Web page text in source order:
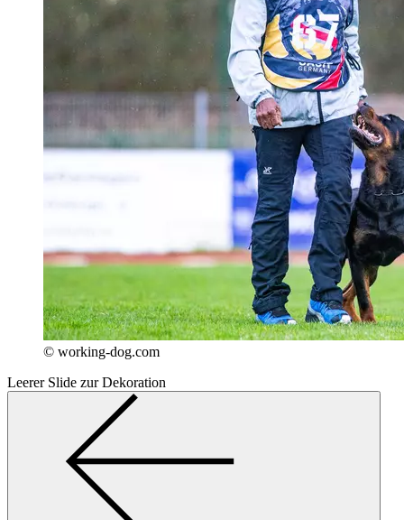
© working-dog.com
Leerer Slide zur Dekoration